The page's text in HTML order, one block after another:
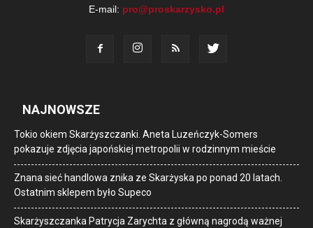
E-mail: pro@proskarzysko.pl
NAJNOWSZE
Tokio okiem Skarżyszczanki. Aneta Luzeńczyk-Somers
pokazuje zdjęcia japońskiej metropolii w rodzinnym mieście
Znana sieć handlowa znika ze Skarżyska po ponad 20 latach.
Ostatnim sklepem było Supeco
Skarżyszczanka Patrycja Zarychta z główną nagrodą ważnej